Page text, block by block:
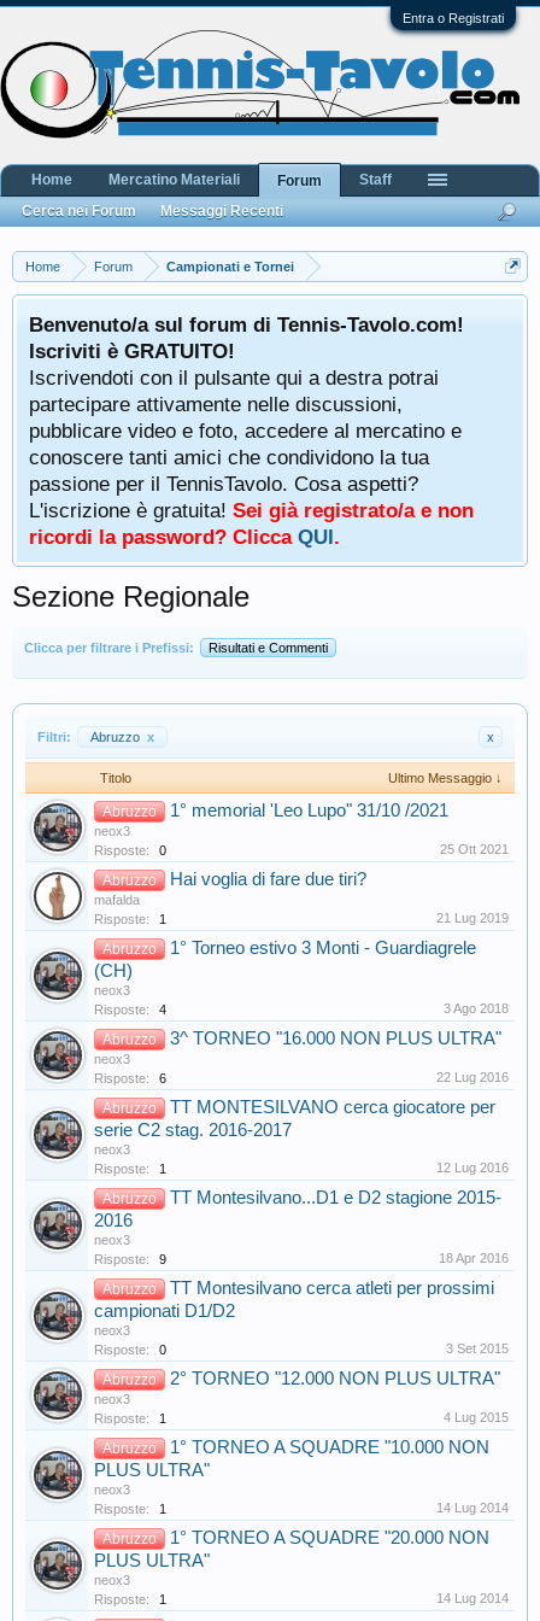
Entra o Registrati
Home Forum Campionati e Tornei
Benvenuto/a sul forum di Tennis-Tavolo.com!
Iscriviti è GRATUITO!
Iscrivendoti con il pulsante qui a destra potrai
partecipare attivamente nelle discussioni,
pubblicare video e foto, accedere al mercatino e
conoscere tanti amici che condividono la tua
passione per il TennisTavolo. Cosa aspetti?
L'iscrizione è gratuita! Sei già registrato/a e non
ricordi la password? Clicca QUI.
Sezione Regionale
Clicca per filtrare i Prefissi: Risultati e Commenti
Filtri: Abruzzo x x
Titolo Ultimo Messaggio ↓
Abruzzo 1° memorial 'Leo Lupo" 31/10 /2021
neox3
Risposte:
0 25 Ott 2021
Abruzzo Hai voglia di fare due tiri?
mafalda
Risposte:
1 21 Lug 2019
Abruzzo
1° Torneo estivo 3 Monti - Guardiagrele
(CH)
neox3
Risposte:
4 3 Ago 2018
Abruzzo 3^ TORNEO "16.000 NON PLUS ULTRA"
neox3
Risposte:
6 22 Lug 2016
Abruzzo
TT MONTESILVANO cerca giocatore per
serie C2 stag. 2016-2017
neox3
Risposte:
1 12 Lug 2016
Abruzzo
TT Montesilvano...D1 e D2 stagione 2015-
2016
neox3
Risposte:
9 18 Apr 2016
Abruzzo
TT Montesilvano cerca atleti per prossimi
campionati D1/D2
neox3
Risposte:
0 3 Set 2015
Abruzzo 2° TORNEO "12.000 NON PLUS ULTRA"
neox3
Risposte:
1 4 Lug 2015
Abruzzo
1° TORNEO A SQUADRE "10.000 NON
PLUS ULTRA"
neox3
Risposte:
1 14 Lug 2014
Abruzzo
1° TORNEO A SQUADRE "20.000 NON
PLUS ULTRA"
neox3
Risposte:
1 14 Lug 2014
Home Mercatino Materiali
Forum
Cerca nei Forum
Messaggi Recenti
Staff